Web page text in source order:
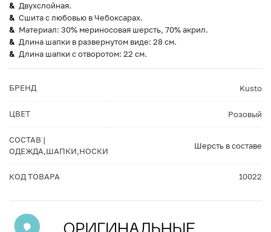
Двухслойная.
Сшита с любовью в Чебоксарах.
Материал: 30% мериносовая шерсть, 70% акрил.
Длина шапки в развернутом виде: 28 см.
Длина шапки с отворотом: 22 см.
БРЕНД Kusto
ЦВЕТ Розовый
СОСТАВ |
ОДЕЖДА,ШАПКИ,НОСКИ
Шерсть в составе
КОД ТОВАРА 10022